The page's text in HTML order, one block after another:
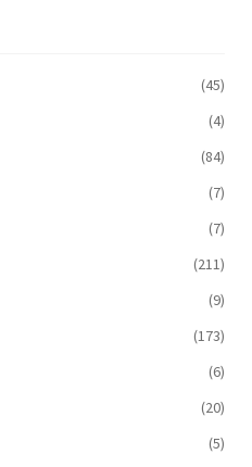
(45)
(4)
(84)
(7)
(7)
(211)
(9)
(173)
(6)
(20)
(5)